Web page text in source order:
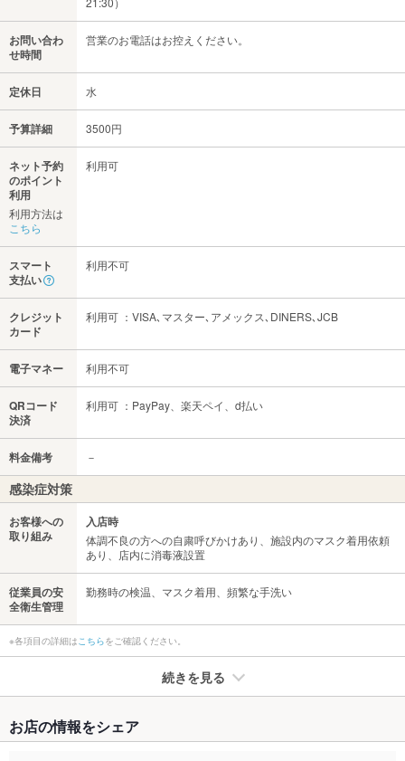
お問い合わ
せ時間
営業のお電話はお控えください。
定休日 水
予算詳細 3500円
ネット予約
のポイント
利用
利用方法は
こちら
利用可
スマート
支払い
利用不可
クレジット
カード
利用可 ：VISA､マスター､アメックス､DINERS､JCB
電子マネー 利用不可
QRコード
決済
利用可 ：PayPay、楽天ペイ、d払い
料金備考 －
感染症対策
お客様への
取り組み
入店時
体調不良の方への自粛呼びかけあり、施設内のマスク着用依頼
あり、店内に消毒液設置
従業員の安
全衛生管理
勤務時の検温、マスク着用、頻繁な手洗い
※各項目の詳細はこちらをご確認ください。
続きを見る
禁煙・喫煙 全席禁煙
お店の情報をシェア